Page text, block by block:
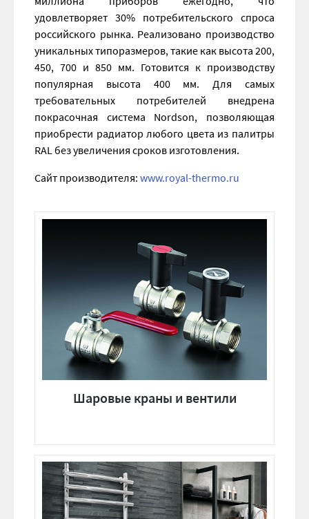
удовлетворяет 30% потребительского спроса
российского рынка. Реализовано производство
уникальных типоразмеров, такие как высота 200,
450, 700 и 850 мм. Готовится к производству
популярная высота 400 мм. Для самых
требовательных потребителей внедрена
покрасочная система Nordson, позволяющая
приобрести радиатор любого цвета из палитры
RAL без увеличения сроков изготовления.
Сайт производителя: www.royal-thermo.ru
Шаровые краны и вентили